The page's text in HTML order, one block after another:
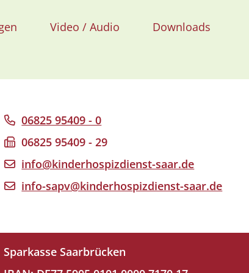
Video / Audio Downloads
06825 95409 - 0
06825 95409 - 29
info@kinderhospizdienst-saar.de
info-sapv@kinderhospizdienst-saar.de
Sparkasse Saarbrücken